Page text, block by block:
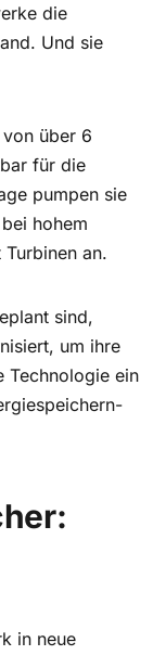
die
Und sie
über 6
für die
pumpen sie
hohem
an.
sind,
um ihre
Technologie ein
in neue